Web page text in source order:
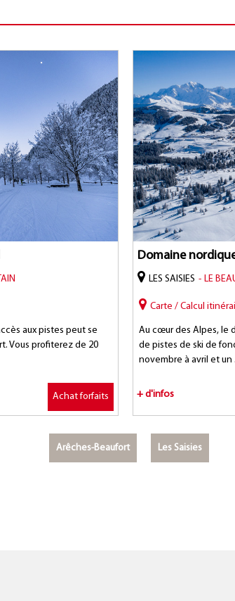
aux pistes peut se
Vous profiterez de 20
Achat forfaits
Domaine
LES SAISIES LE
Carte / Calcul
Au cœur des Alpes, le
de pistes de ski de
novembre à avril et un
+ d'infos
Arêches-Beaufort Les Saisies